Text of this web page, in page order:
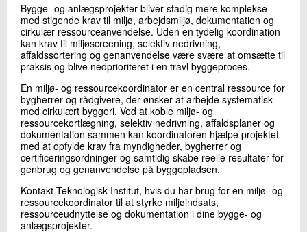
Bygge- og anlægsprojekter bliver stadig mere komplekse
med stigende krav til miljø, arbejdsmiljø, dokumentation og
cirkulær ressourceanvendelse. Uden en tydelig koordination
kan krav til miljøscreening, selektiv nedrivning,
affaldssortering og genanvendelse være svære at omsætte til
praksis og blive nedprioriteret i en travl byggeproces.
En miljø- og ressourcekoordinator er en central ressource for
bygherrer og rådgivere, der ønsker at arbejde systematisk
med cirkulært byggeri. Ved at koble miljø- og
ressourcekortlægning, selektiv nedrivning, affaldsplaner og
dokumentation sammen kan koordinatoren hjælpe projektet
med at opfylde krav fra myndigheder, bygherrer og
certificeringsordninger og samtidig skabe reelle resultater for
genbrug og genanvendelse på byggepladsen.
Kontakt Teknologisk Institut, hvis du har brug for en miljø- og
ressourcekoordinator til at styrke miljøindsats,
ressourceudnyttelse og dokumentation i dine bygge- og
anlægsprojekter.